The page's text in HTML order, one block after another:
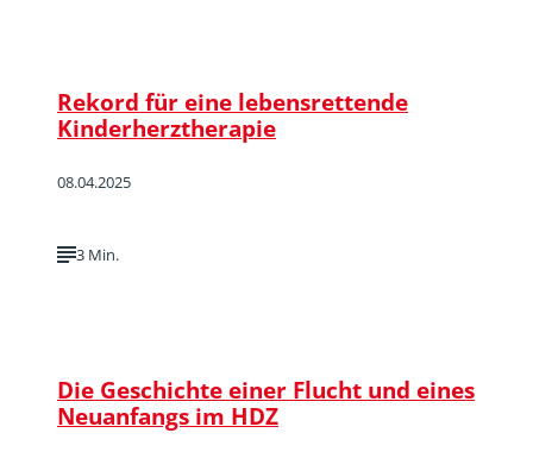
Rekord für eine lebensrettende
Kinderherztherapie
08.04.2025
3 Min.
Die Geschichte einer Flucht und eines
Neuanfangs im HDZ